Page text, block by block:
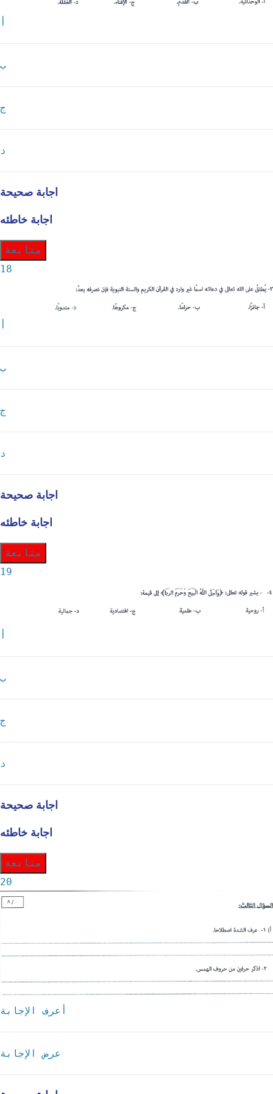
أ
ب
ج
د
اجابة صحيحة
اجابة خاطئه
متابعة
18
أ
ب
ج
د
اجابة صحيحة
اجابة خاطئه
متابعة
19
أ
ب
ج
د
اجابة صحيحة
اجابة خاطئه
متابعة
20
أعرف الإجابة
عرض الإجابة